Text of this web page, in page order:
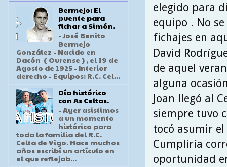
elegido para
equipo . No
fichajes en
David
de aquel
alguna
Joan llegó al
siempre tuvo
tocó asumir
Cumpliría
oportunidad
Bermejo: El
puente para
fichar a Simón.
- José Benito
Bermejo
González - Nacido en
Dacón ( Ourense ) , el 19 de
Agosto de 1925 - Interior
derecho - Equipos: R.C. Cel...
Día histórico
con As Celtas.
- Ayer asistimos
a un momento
histórico para
toda la familia del R.C.
Celta de Vigo. Hace muchos
años escribí un artículo en
el que reflejab...